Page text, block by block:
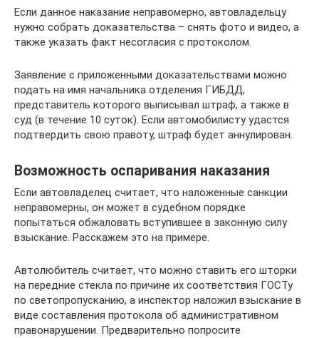
Если данное наказание неправомерно, автовладельцу
нужно собрать доказательства – снять фото и видео, а
также указать факт несогласия с протоколом.
Заявление с приложенными доказательствами можно
подать на имя начальника отделения ГИБДД,
представитель которого выписывал штраф, а также в
суд (в течение 10 суток). Если автомобилисту удастся
подтвердить свою правоту, штраф будет аннулирован.
Возможность оспаривания наказания
Если автовладелец считает, что наложенные санкции
неправомерны, он может в судебном порядке
попытаться обжаловать вступившее в законную силу
взыскание. Расскажем это на примере.
Автолюбитель считает, что можно ставить его шторки
на передние стекла по причине их соответствия ГОСТу
по светопропусканию, а инспектор наложил взыскание в
виде составления протокола об административном
правонарушении. Предварительно попросите